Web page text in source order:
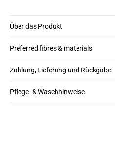
Über das Produkt
Preferred fibres & materials
Zahlung, Lieferung und Rückgabe
Pflege- & Waschhinweise